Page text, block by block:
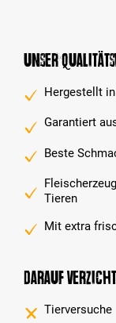
Unser
Hergestellt
Garantiert
Beste
Tieren
Mit extra
Darauf
Tierversuche